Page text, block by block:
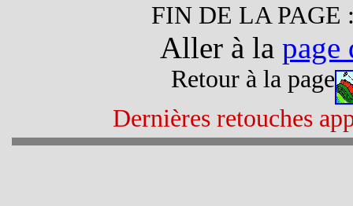
FIN DE LA PAGE
Aller à la page
Retour à la page
Dernières retouches